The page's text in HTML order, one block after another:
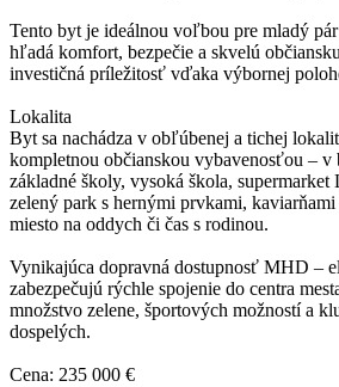
Tento byt je ideálnou voľbou pre mladý
hľadá komfort, bezpečie a skvelú
investičná príležitosť vďaka výbornej
Lokalita
Byt sa nachádza v obľúbenej a tichej
kompletnou občianskou vybavenosťou – v
základné školy, vysoká škola,
zelený park s hernými prvkami,
miesto na oddych či čas s rodinou.
Vynikajúca dopravná dostupnosť MHD –
zabezpečujú rýchle spojenie do centra
množstvo zelene, športových možností a
dospelých.
Cena: 235 000 €